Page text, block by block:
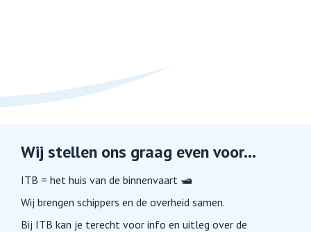
Wij stellen ons graag even voor...
ITB = het huis van de binnenvaart 🛥️
Wij brengen schippers en de overheid samen.
Bij ITB kan je terecht voor info en uitleg over de